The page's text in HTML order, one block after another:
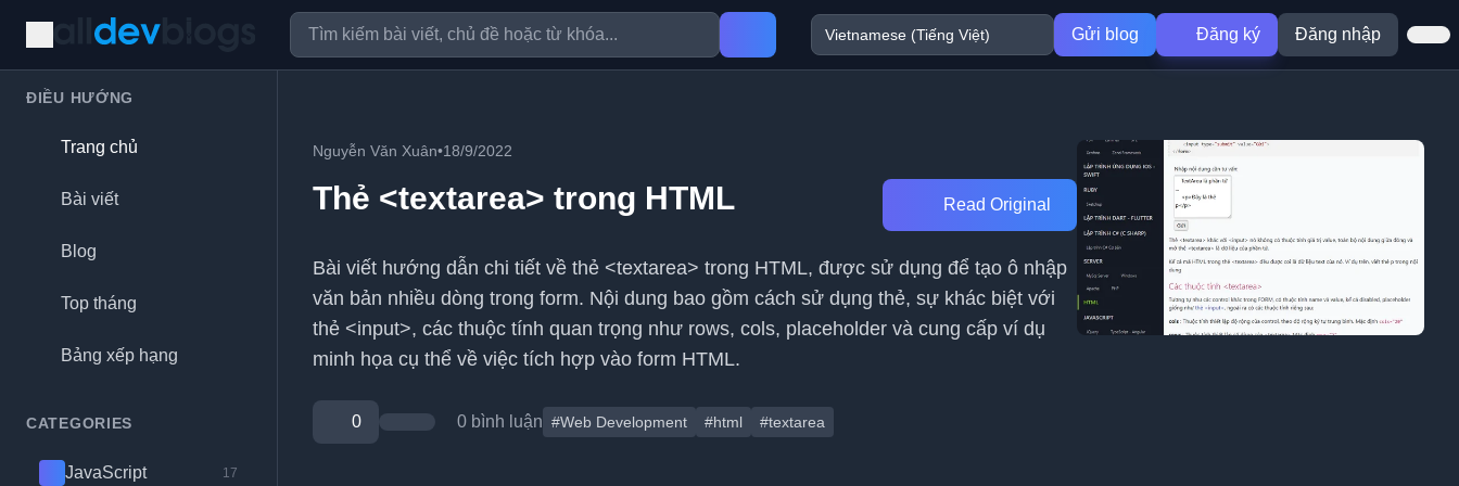
Gửi blog Đăng ký Đăng nhập
ĐIỀU HƯỚNG
Trang chủ
Bài viết
Blog
Top tháng
Bảng xếp hạng
CATEGORIES
JavaScript 17
Nguyễn Văn Xuân•18/9/2022
Thẻ <textarea> trong HTML Read Original
Bài viết hướng dẫn chi tiết về thẻ <textarea> trong HTML, được sử dụng để tạo ô nhập
văn bản nhiều dòng trong form. Nội dung bao gồm cách sử dụng thẻ, sự khác biệt với
thẻ <input>, các thuộc tính quan trọng như rows, cols, placeholder và cung cấp ví dụ
minh họa cụ thể về việc tích hợp vào form HTML.
0 0 bình luận #Web Development #html #textarea